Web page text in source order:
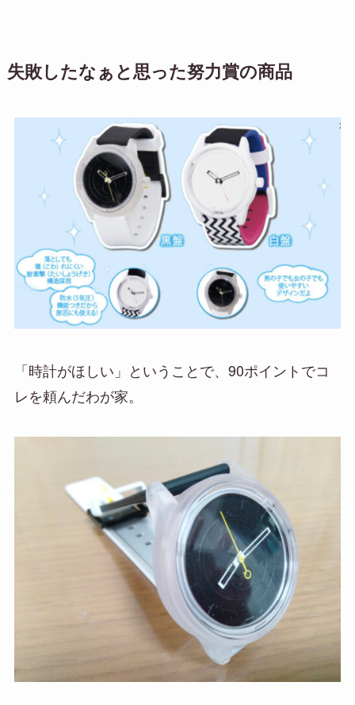
失敗したなぁと思った努力賞の商品
「時計がほしい」ということで、90ポイントでコ
レを頼んだわが家。